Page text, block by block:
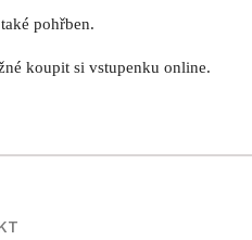
pohřben.
koupit si vstupenku online.